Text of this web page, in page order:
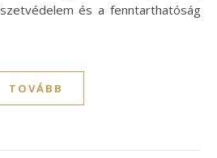
és a fenntarthatóság
TOVÁBB